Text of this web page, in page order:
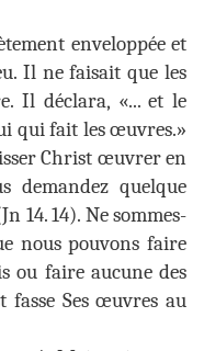
enveloppée et
Il ne faisait que les
Il déclara, «... et le
qui fait les œuvres.»
Christ œuvrer en
demandez quelque
14. 14). Ne sommes-
nous pouvons faire
ou faire aucune des
fasse Ses œuvres au